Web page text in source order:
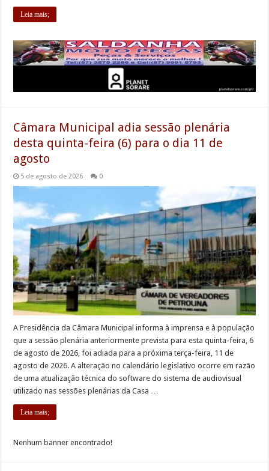
Leia mais;
Câmara Municipal adia sessão plenária
desta quinta-feira (6) para o dia 11 de
agosto
5 de agosto de 2026 0
A Presidência da Câmara Municipal informa à imprensa e à população
que a sessão plenária anteriormente prevista para esta quinta-feira, 6
de agosto de 2026, foi adiada para a próxima terça-feira, 11 de
agosto de 2026. A alteração no calendário legislativo ocorre em razão
de uma atualização técnica do software do sistema de audiovisual
utilizado nas sessões plenárias da Casa …
Leia mais;
Nenhum banner encontrado!